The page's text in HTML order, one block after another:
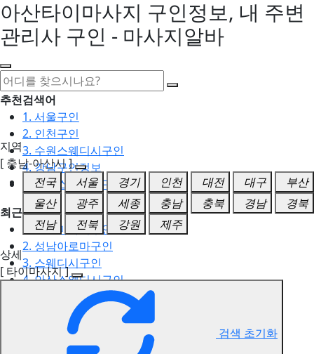
아산타이마사지 구인정보, 내 주변
관리사 구인 - 마사지알바
추천검색어
1. 서울구인
2. 인천구인
3. 수원스웨디시구인
4. 강남구인정보
5. 동탄스웨디시구인
최근검색어
1. 일산마사지구인
2. 성남아로마구인
3. 스웨디시구인
4. 안산스웨디시구인
5. 아로마구인
아산 타이마사지 구인정보
지역
[ 충남-아산시 ]
전국
서울 경기 인천 대전 대구
부산
울산
광주 세종 충남 충북 경남
경북
전남
전북 강원
제주
상세
[ 타이마사지 ]
검색 초기화